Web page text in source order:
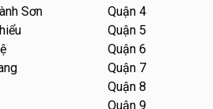
Sơn
Quận 4
Quận 5
Quận 6
Quận 7
Quận 8
Quận 9